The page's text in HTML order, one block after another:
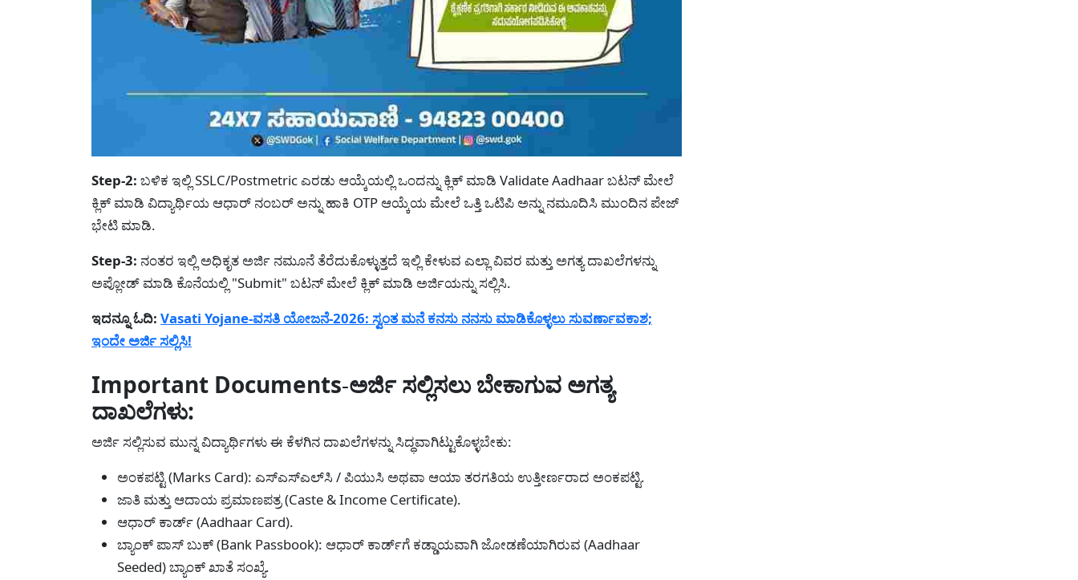
Step-2: ಬಳಿಕ ಇಲ್ಲಿ SSLC/Postmetric ಎರಡು ಆಯ್ಕೆಯಲ್ಲಿ ಒಂದನ್ನು ಕ್ಲಿಕ್ ಮಾಡಿ Validate Aadhaar ಬಟನ್ ಮೇಲೆ
ಕ್ಲಿಕ್ ಮಾಡಿ ವಿದ್ಯಾರ್ಥಿಯ ಆಧಾರ್ ನಂಬರ್ ಅನ್ನು ಹಾಕಿ OTP ಆಯ್ಕೆಯ ಮೇಲೆ ಒತ್ತಿ ಒಟಿಪಿ ಅನ್ನು ನಮೂದಿಸಿ ಮುಂದಿನ ಪೇಜ್
ಭೇಟಿ ಮಾಡಿ.
Step-3: ನಂತರ ಇಲ್ಲಿ ಅಧಿಕೃತ ಅರ್ಜಿ ನಮೂನೆ ತೆರೆದುಕೊಳ್ಳುತ್ತದೆ ಇಲ್ಲಿ ಕೇಳುವ ಎಲ್ಲಾ ವಿವರ ಮತ್ತು ಅಗತ್ಯ ದಾಖಲೆಗಳನ್ನು
ಅಪ್ಲೋಡ್ ಮಾಡಿ ಕೊನೆಯಲ್ಲಿ "Submit" ಬಟನ್ ಮೇಲೆ ಕ್ಲಿಕ್ ಮಾಡಿ ಅರ್ಜಿಯನ್ನು ಸಲ್ಲಿಸಿ.
ಇದನ್ನೂ ಓದಿ: Vasati Yojane-ವಸತಿ ಯೋಜನೆ-2026: ಸ್ವಂತ ಮನೆ ಕನಸು ನನಸು ಮಾಡಿಕೊಳ್ಳಲು ಸುವರ್ಣಾವಕಾಶ;
ಇಂದೇ ಅರ್ಜಿ ಸಲ್ಲಿಸಿ!
Important Documents-ಅರ್ಜಿ ಸಲ್ಲಿಸಲು ಬೇಕಾಗುವ ಅಗತ್ಯ
ದಾಖಲೆಗಳು:
ಅರ್ಜಿ ಸಲ್ಲಿಸುವ ಮುನ್ನ ವಿದ್ಯಾರ್ಥಿಗಳು ಈ ಕೆಳಗಿನ ದಾಖಲೆಗಳನ್ನು ಸಿದ್ಧವಾಗಿಟ್ಟುಕೊಳ್ಳಬೇಕು:
ಅಂಕಪಟ್ಟಿ (Marks Card): ಎಸ್‌ಎಸ್‌ಎಲ್‌ಸಿ / ಪಿಯುಸಿ ಅಥವಾ ಆಯಾ ತರಗತಿಯ ಉತ್ತೀರ್ಣರಾದ ಅಂಕಪಟ್ಟಿ.
ಜಾತಿ ಮತ್ತು ಆದಾಯ ಪ್ರಮಾಣಪತ್ರ (Caste & Income Certificate).
ಆಧಾರ್ ಕಾರ್ಡ್ (Aadhaar Card).
ಬ್ಯಾಂಕ್ ಪಾಸ್ ಬುಕ್ (Bank Passbook): ಆಧಾರ್ ಕಾರ್ಡ್‌ಗೆ ಕಡ್ಡಾಯವಾಗಿ ಜೋಡಣೆಯಾಗಿರುವ (Aadhaar
Seeded) ಬ್ಯಾಂಕ್ ಖಾತೆ ಸಂಖ್ಯೆ.